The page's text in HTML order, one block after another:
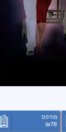
מודפס
₪78